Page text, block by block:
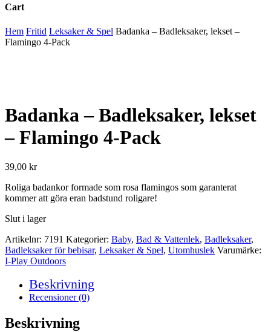
Cart
Close
Cart
Hem Fritid Leksaker & Spel Badanka – Badleksaker, lekset –
Flamingo 4-Pack
Badanka – Badleksaker, lekset
– Flamingo 4-Pack
39,00 kr
Roliga badankor formade som rosa flamingos som garanterat
kommer att göra eran badstund roligare!
Slut i lager
Artikelnr: 7191 Kategorier: Baby, Bad & Vattenlek, Badleksaker,
Badleksaker för bebisar, Leksaker & Spel, Utomhuslek Varumärke:
I-Play Outdoors
Beskrivning
Recensioner (0)
Beskrivning